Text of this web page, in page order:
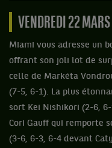
VENDREDI 22 MARS
Miami vous adresse un
offrant son joli lot de
celle de Markéta
(7-5, 6-1). La plus
sort Kei Nishikori (2-6,
Cori Gauff qui remporte
(3-6, 6-3, 6-4 devant